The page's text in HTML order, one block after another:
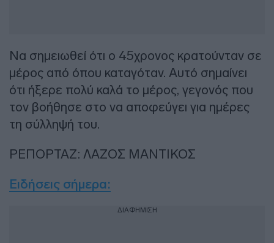
Να σημειωθεί ότι ο 45χρονος κρατούνταν σε
μέρος από όπου καταγόταν. Αυτό σημαίνει
ότι ήξερε πολύ καλά το μέρος, γεγονός που
τον βοήθησε στο να αποφεύγει για ημέρες
τη σύλληψή του.
ΡΕΠΟΡΤΑΖ: ΛΑΖΟΣ ΜΑΝΤΙΚΟΣ
Ειδήσεις σήμερα:
ΔΙΑΦΗΜΙΣΗ